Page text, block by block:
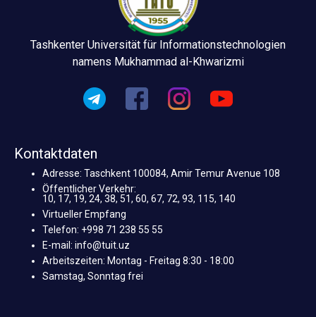
Tashkenter Universität für Informationstechnologien
namens Mukhammad al-Khwarizmi
Kontaktdaten
Adresse: Taschkent 100084, Amir Temur Avenue 108
Öffentlicher Verkehr:
10, 17, 19, 24, 38, 51, 60, 67, 72, 93, 115, 140
Virtueller Empfang
Telefon: +998 71 238 55 55
E-mail: info@tuit.uz
Arbeitszeiten: Montag - Freitag 8:30 - 18:00
Samstag, Sonntag frei